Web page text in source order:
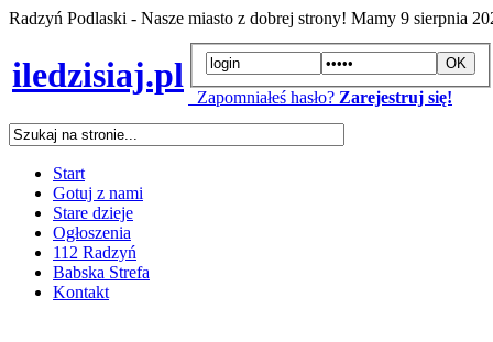
Radzyń Podlaski - Nasze miasto z dobrej strony! Mamy 9 sierpnia
iledzisiaj.pl
Zapomniałeś hasło? Zarejestruj się!
Start
Gotuj z nami
Stare dzieje
Ogłoszenia
112 Radzyń
Babska Strefa
Kontakt